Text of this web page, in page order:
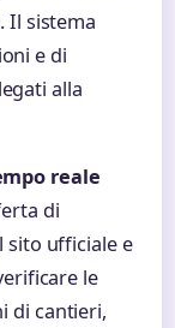
Il sistema
e di
alla
reale
di
sito ufficiale e
le
di cantieri,